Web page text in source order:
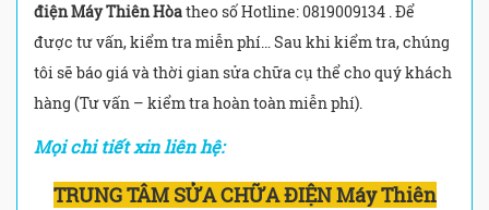
điện Máy Thiên Hòatheo số Hotline: 0819009134 . Để
được tư vấn, kiểm tra miễn phí… Sau khi kiểm tra, chúng
tôi sẽ báo giá và thời gian sửa chữa cụ thể cho quý khách
hàng (Tư vấn – kiểm tra hoàn toàn miễn phí).
Mọi chi tiết xin liên hệ:
TRUNG TÂM SỬA CHỮA ĐIỆN Máy Thiên